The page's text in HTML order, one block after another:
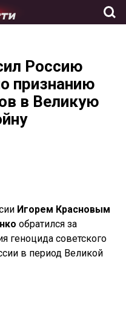
Россию
признанию
в Великую
Игорем Красновым
обратился за
геноцида советского
в период Великой